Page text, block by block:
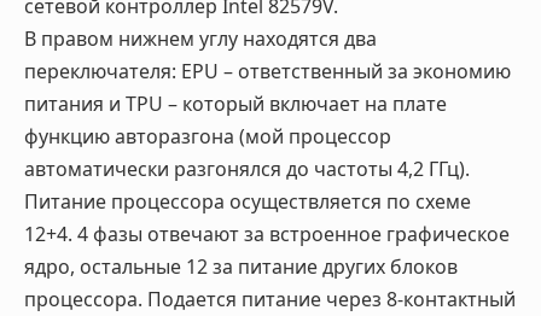
сетевой контроллер Intel 82579V.
В правом нижнем углу находятся два
переключателя: EPU – ответственный за экономию
питания и TPU – который включает на плате
функцию авторазгона (мой процессор
автоматически разгонялся до частоты 4,2 ГГц).
Питание процессора осуществляется по схеме
12+4. 4 фазы отвечают за встроенное графическое
ядро, остальные 12 за питание других блоков
процессора. Подается питание через 8-контактный